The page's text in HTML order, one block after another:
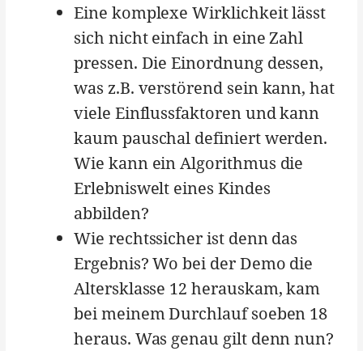
Eine komplexe Wirklichkeit lässt
sich nicht einfach in eine Zahl
pressen. Die Einordnung dessen,
was z.B. verstörend sein kann, hat
viele Einflussfaktoren und kann
kaum pauschal definiert werden.
Wie kann ein Algorithmus die
Erlebniswelt eines Kindes
abbilden?
Wie rechtssicher ist denn das
Ergebnis? Wo bei der Demo die
Altersklasse 12 herauskam, kam
bei meinem Durchlauf soeben 18
heraus. Was genau gilt denn nun?